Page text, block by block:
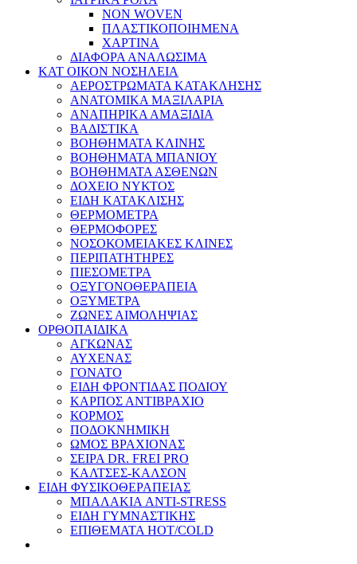
NON WOVEN
ΠΛΑΣΤΙΚΟΠΟΙΗΜΕΝΑ
ΧΑΡΤΙΝΑ
ΔΙΑΦΟΡΑ ΑΝΑΛΩΣΙΜΑ
ΚΑΤ ΟΙΚΟΝ ΝΟΣΗΛΕΙΑ
ΑΕΡΟΣΤΡΩΜΑΤΑ ΚΑΤΑΚΛΗΣΗΣ
ΑΝΑΤΟΜΙΚΑ ΜΑΞΙΛΑΡΙΑ
ΑΝΑΠΗΡΙΚΑ ΑΜΑΞΙΔΙΑ
ΒΑΔΙΣΤΙΚΑ
ΒΟΗΘΗΜΑΤΑ ΚΛΙΝΗΣ
ΒΟΗΘΗΜΑΤΑ ΜΠΑΝΙΟΥ
ΒΟΗΘΗΜΑΤΑ ΑΣΘΕΝΩΝ
ΔΟΧΕΙΟ ΝΥΚΤΟΣ
ΕΙΔΗ ΚΑΤΑΚΛΙΣΗΣ
ΘΕΡΜΟΜΕΤΡΑ
ΘΕΡΜΟΦΟΡΕΣ
ΝΟΣΟΚΟΜΕΙΑΚΕΣ ΚΛΙΝΕΣ
ΠΕΡΙΠΑΤΗΤΗΡΕΣ
ΠΙΕΣΟΜΕΤΡΑ
ΟΞΥΓΟΝΟΘΕΡΑΠΕΙΑ
ΟΞΥΜΕΤΡΑ
ΖΩΝΕΣ ΑΙΜΟΛΗΨΙΑΣ
ΟΡΘΟΠΑΙΔΙΚΑ
ΑΓΚΩΝΑΣ
ΑΥΧΕΝΑΣ
ΓΟΝΑΤΟ
ΕΙΔΗ ΦΡΟΝΤΙΔΑΣ ΠΟΔΙΟΥ
ΚΑΡΠΟΣ ΑΝΤΙΒΡΑΧΙΟ
ΚΟΡΜΟΣ
ΠΟΔΟΚΝΗΜΙΚΗ
ΩΜΟΣ ΒΡΑΧΙΟΝΑΣ
ΣΕΙΡΑ DR. FREI PRO
ΚΑΛΤΣΕΣ-ΚΑΛΣΟΝ
ΕΙΔΗ ΦΥΣΙΚΟΘΕΡΑΠΕΙΑΣ
ΜΠΑΛΑΚΙΑ ANTI-STRESS
ΕΙΔΗ ΓΥΜΝΑΣΤΙΚΗΣ
ΕΠΙΘΕΜΑΤΑ HOT/COLD